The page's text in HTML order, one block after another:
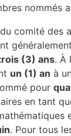
nommés
comité des
(3) ans. À
un (1) an à
pour
en tant
. Pour tous